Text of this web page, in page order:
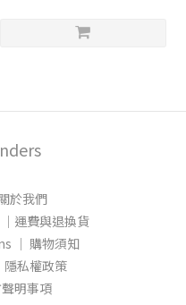
於我們
運費與退換貨
│ 購物須知
私權政策
明事項